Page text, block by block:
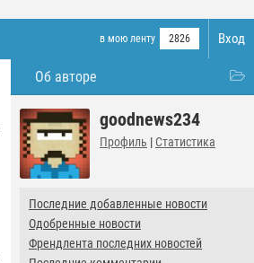
Вход
в мою ленту 2826
Об авторе
goodnews234
Профиль | Статистика
Последние добавленные новости
Одобренные новости
Френдлента последних новостей